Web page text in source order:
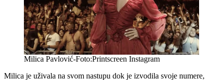
Milica Pavlović-Foto:Printscreen Instagram
Milica je uživala na svom nastupu dok je izvodila svoje numere,